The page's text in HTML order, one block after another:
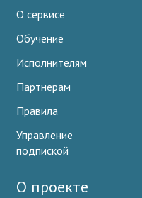
О сервисе
Обучение
Исполнителям
Партнерам
Правила
Управление
подпиской
О проекте